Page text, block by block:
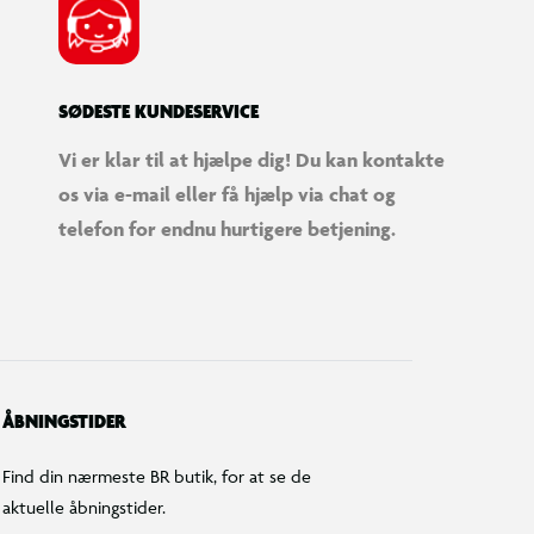
SØDESTE KUNDESERVICE
Vi er klar til at hjælpe dig! Du kan kontakte
os via e-mail eller få hjælp via chat og
telefon for endnu hurtigere betjening.
ÅBNINGSTIDER
Find din nærmeste BR butik, for at se de
aktuelle åbningstider.